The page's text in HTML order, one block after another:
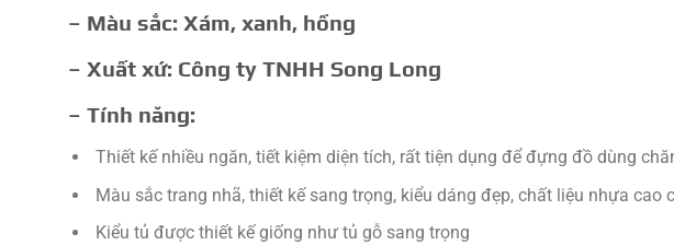
– Màu sắc: Xám, xanh, hồng
– Xuất xứ: Công ty TNHH Song Long
– Tính năng:
Thiết kế nhiều ngăn, tiết kiệm diện tích, rất tiện dụng để đựng đồ dùng
Màu sắc trang nhã, thiết kế sang trọng, kiểu dáng đẹp, chất liệu nhựa cao
Kiểu tủ được thiết kế giống như tủ gỗ sang trọng